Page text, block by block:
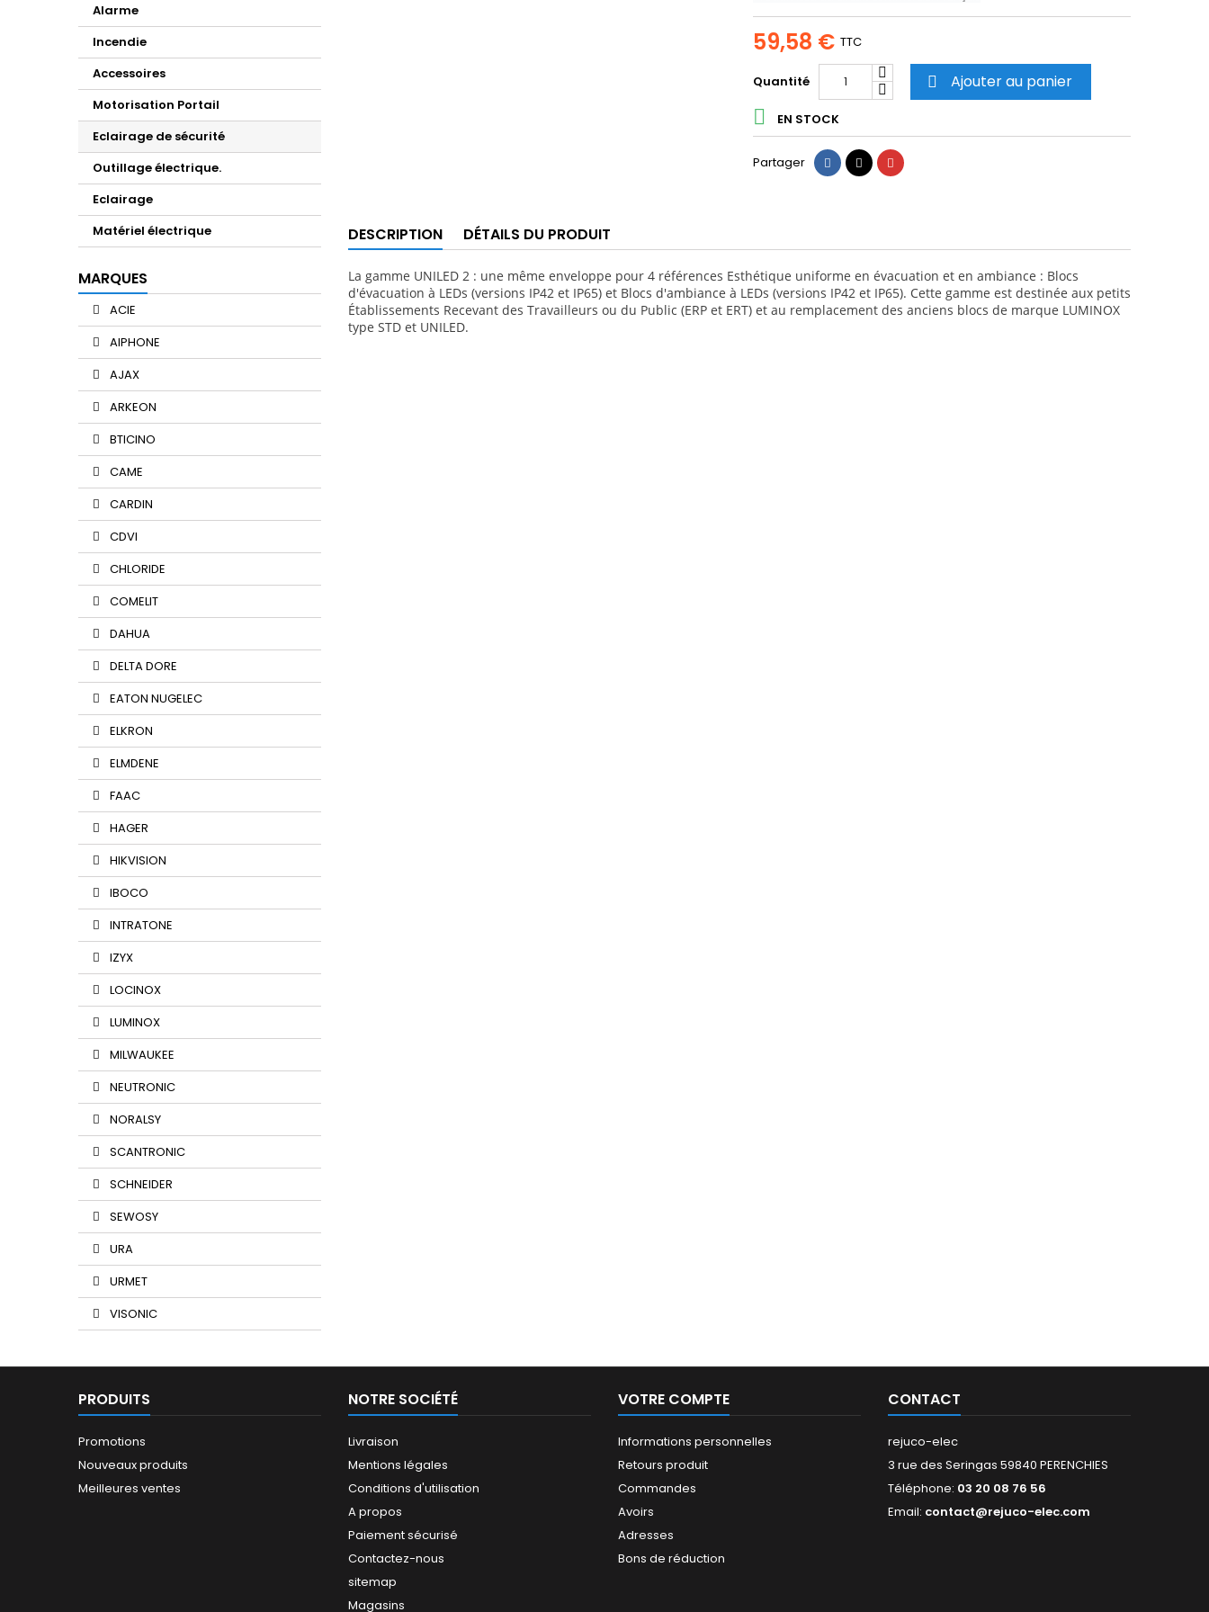
Alarme
Incendie
Accessoires
Motorisation Portail
Eclairage de sécurité
Outillage électrique.
Eclairage
Matériel électrique
MARQUES
ACIE
AIPHONE
AJAX
ARKEON
BTICINO
CAME
CARDIN
CDVI
CHLORIDE
COMELIT
DAHUA
DELTA DORE
EATON NUGELEC
ELKRON
ELMDENE
FAAC
HAGER
HIKVISION
IBOCO
INTRATONE
IZYX
LOCINOX
LUMINOX
MILWAUKEE
NEUTRONIC
NORALSY
SCANTRONIC
SCHNEIDER
SEWOSY
URA
URMET
VISONIC
59,58 € TTC
Quantité  Ajouter au panier
 EN STOCK
Partager PartagerTweet Pinterest
DESCRIPTION DÉTAILS DU PRODUIT
La gamme UNILED 2 : une même enveloppe pour 4 références Esthétique uniforme en évacuation et en ambiance : Blocs
d'évacuation à LEDs (versions IP42 et IP65) et Blocs d'ambiance à LEDs (versions IP42 et IP65). Cette gamme est destinée aux petits
Établissements Recevant des Travailleurs ou du Public (ERP et ERT) et au remplacement des anciens blocs de marque LUMINOX
type STD et UNILED.
PRODUITS
Promotions
Nouveaux produits
Meilleures ventes
NOTRE SOCIÉTÉ
Livraison
Mentions légales
Conditions d'utilisation
A propos
Paiement sécurisé
Contactez-nous
sitemap
Magasins
VOTRE COMPTE
Informations personnelles
Retours produit
Commandes
Avoirs
Adresses
Bons de réduction
CONTACT
rejuco-elec
3 rue des Seringas 59840 PERENCHIES
Téléphone: 03 20 08 76 56
Email: contact@rejuco-elec.com